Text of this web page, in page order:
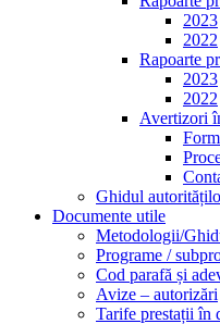
2023
2022
Rapoarte
2023
2022
Avertizori
Ghidul
Documente utile
Metodologii/
Programe /
Cod parafă și
Avize – autorizări
Tarife prestații în